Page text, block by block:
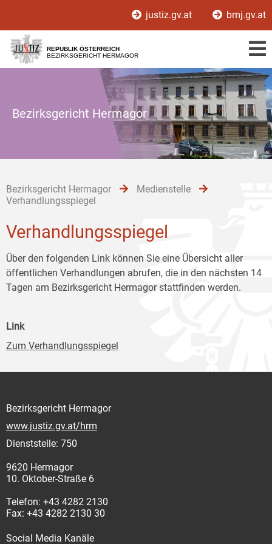
[1]
[2]
[3]
justiz.gv.at bmj.gv.at
REPUBLIK ÖSTERREICH
BEZIRKSGERICHT HERMAGOR
Bezirksgericht Hermagor
Bezirksgericht Hermagor
Medienstelle
Verhandlungsspiegel
Verhandlungsspiegel
Über den folgenden Link können Sie eine Übersicht aller
öffentlichen Verhandlungen abrufen, die in den nächsten 14
Tagen am Bezirksgericht Hermagor stattfinden werden.
Link
Zum Verhandlungsspiegel
Bezirksgericht Hermagor
www.justiz.gv.at/hrm
Dienststelle: 750
9620 Hermagor
10. Oktober-Straße 6
Telefon: +43 4282 2130
Fax: +43 4282 2130 30
Social Media Kanäle